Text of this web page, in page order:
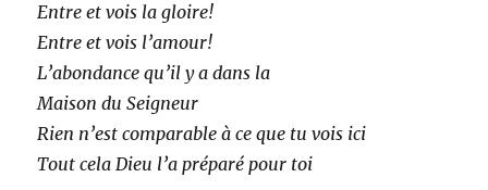
Entre et vois la gloire!
Entre et vois l’amour!
L’abondance qu’il y a dans la
Maison du Seigneur
Rien n’est comparable à ce que tu vois ici
Tout cela Dieu l’a préparé pour toi